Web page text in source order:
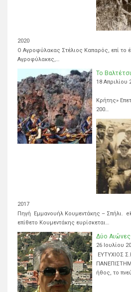
2020
Ο Αγροφύλακας Στέλιος Καπαρός, επί το
Αγροφύλακες,…
Το
18 Απριλίου
«Το
Κρήτης»
200…
2017
Πηγή Εμμανουήλ Κουμεντάκης – Σπήλι.
επίθετο Κουμεντάκης ευρίσκεται…
Δύο
26 Ιουλίου
ΕΥΤΥΧΙΟΣ
ήθος, το